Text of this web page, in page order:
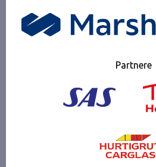
Partnere